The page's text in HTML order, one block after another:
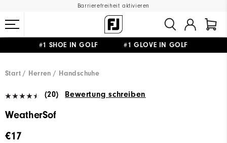
Barrierefreiheit aktivieren
#1 SHOE IN GOLF #1 GLOVE IN GOLF
Start
Herren Handschuhe
(20) Bewertung schreiben
WeatherSof
€17